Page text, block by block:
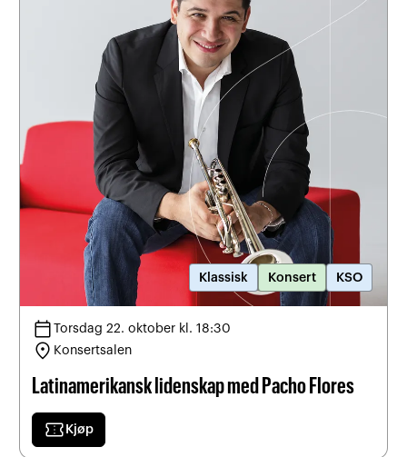
Klassisk Konsert KSO
calendar_today Torsdag 22. oktober kl. 18:30
location_on Konsertsalen
Latinamerikansk lidenskap med Pacho Flores
confirmation_number Kjøp